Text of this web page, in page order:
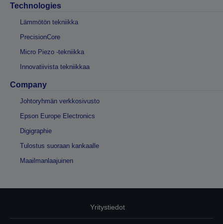
Technologies
Lämmötön tekniikka
PrecisionCore
Micro Piezo -tekniikka
Innovatiivista tekniikkaa
Company
Johtoryhmän verkkosivusto
Epson Europe Electronics
Digigraphie
Tulostus suoraan kankaalle
Maailmanlaajuinen
Yritystiedot